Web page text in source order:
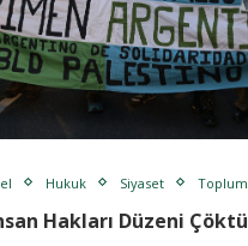
Hukuk Siyaset Toplum
Hakları Düzeni Çöktü